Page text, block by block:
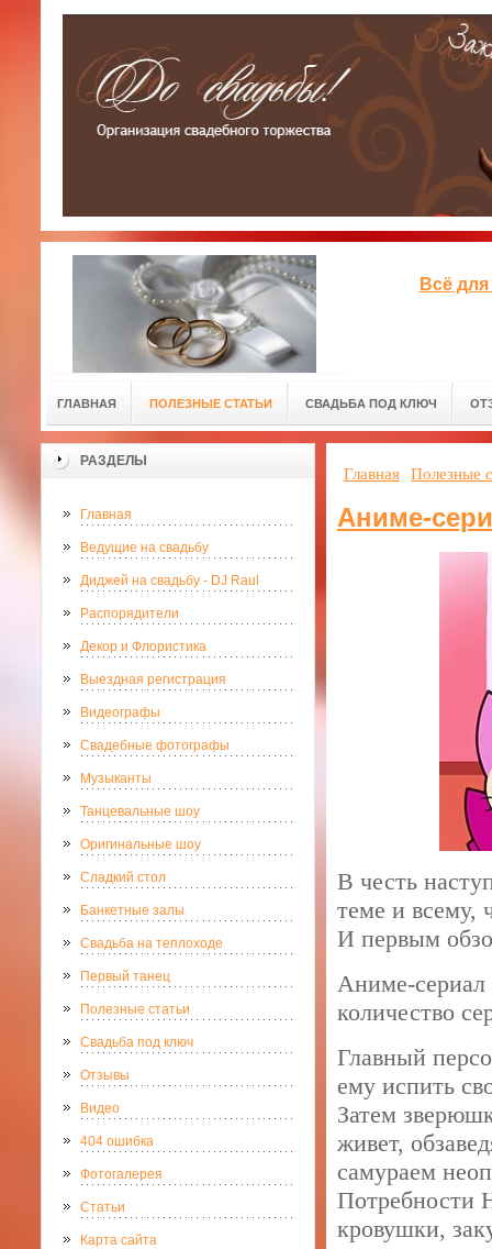
Всё
ГЛАВНАЯ ПОЛЕЗНЫЕ СТАТЬИ СВАДЬБА ПОД КЛЮЧ
РАЗДЕЛЫ
Главная
Ведущие на свадьбу
Диджей на свадьбу - DJ Raul
Распорядители
Декор и Флористика
Выездная регистрация
Видеографы
Свадебные фотографы
Музыканты
Танцевальные шоу
Оригинальные шоу
Сладкий стол
Банкетные залы
Свадьба на теплоходе
Первый танец
Полезные статьи
Свадьба под ключ
Отзывы
Видео
404 ошибка
Фотогалерея
Статьи
Карта сайта
Главная Полезные
Аниме-
В честь
теме и всему,
И первым
Аниме-сериал
количество
Главный
ему испить
Затем
живет,
самураем
Потребности
кровушки,